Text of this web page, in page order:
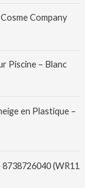
Company
Piscine – Blanc
en Plastique –
(WR11